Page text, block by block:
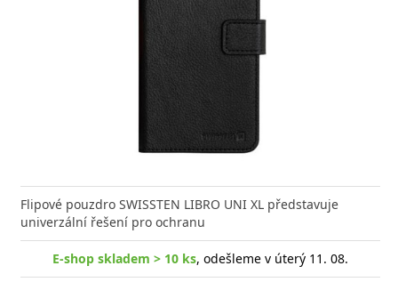
Flipové pouzdro SWISSTEN LIBRO UNI XL představuje
univerzální řešení pro ochranu
E-shop skladem > 10 ks, odešleme v úterý 11. 08.